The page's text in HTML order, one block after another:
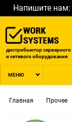
Напишите нам:
дистрибьютор серверного
и сетевого оборудования
МЕНЮ
Главная Прочее